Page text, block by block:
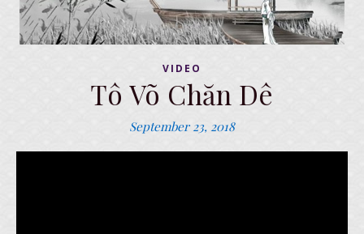
VIDEO
Tô Võ Chăn Dê
September 23, 2018